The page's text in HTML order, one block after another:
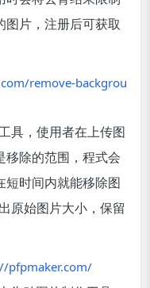
图片，注册后可获取
remove-backgrou
具，使用者在上传图
移除的范围，程式会
短时间内就能移除图
原始图片大小，保留
pfpmaker.com/